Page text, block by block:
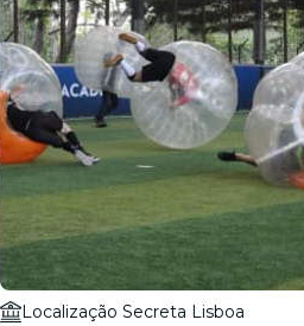
Localização Secreta Lisboa